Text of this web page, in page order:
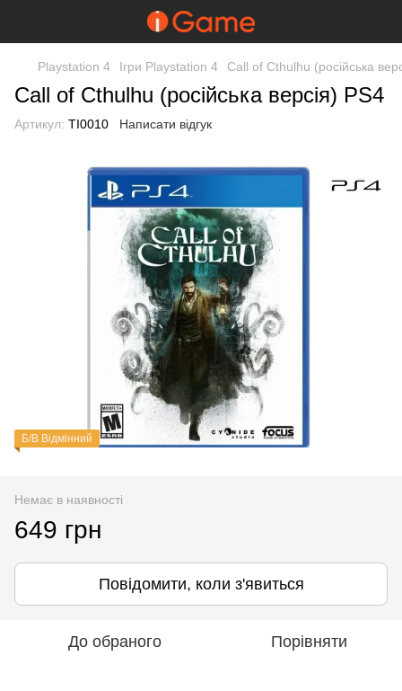
Playstation 4 Ігри Playstation 4 Call of Cthulhu (російська
Call of Cthulhu (російська версія) PS4
Артикул: TI0010 Написати відгук
Б/В Відмінний
Немає в наявності
649 грн
Повідомити, коли з'явиться
До обраного Порівняти